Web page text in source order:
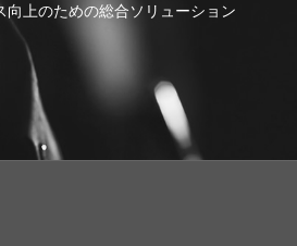
向上のための総合ソリューション